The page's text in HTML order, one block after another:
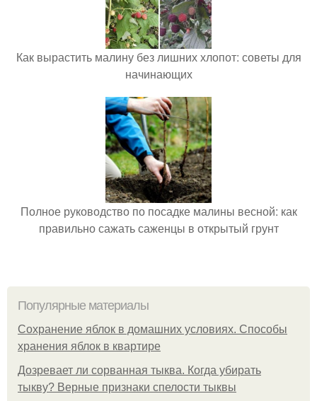
Как вырастить малину без лишних хлопот: советы для
начинающих
Полное руководство по посадке малины весной: как
правильно сажать саженцы в открытый грунт
Популярные материалы
Сохранение яблок в домашних условиях. Способы
хранения яблок в квартире
Дозревает ли сорванная тыква. Когда убирать
тыкву? Верные признаки спелости тыквы